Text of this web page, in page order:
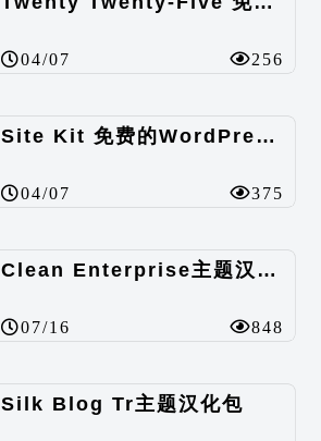
04/07 256
Site Kit 免费的WordPress数据统计插件
04/07 375
Clean Enterprise主题汉化包
07/16 848
Silk Blog Tr主题汉化包